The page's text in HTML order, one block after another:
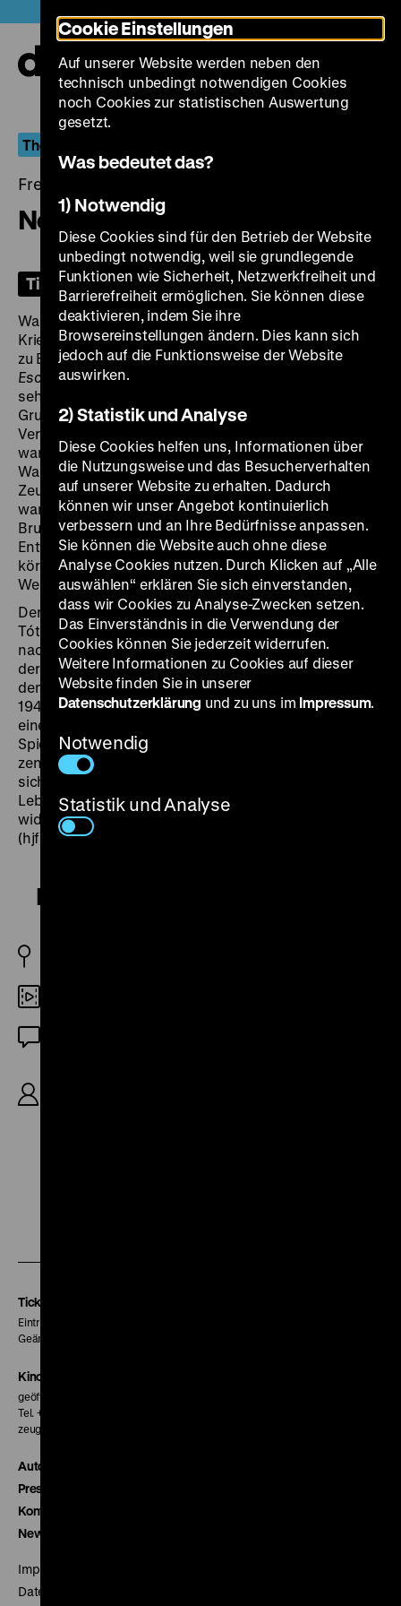
zum
Seiteninhalt
springen
The Lady with the Torch
Freitag, 14. März 2025, 20.00 Uhr
None Shall Escape
Tickets
Was soll mit den nationalsozialistischen
Kriegsverbrechern passieren, wenn der Krieg einmal
zu Ende ist? Eine Vision davon ist inNone Shall
Escape, entstanden zwei Jahre vor Kriegsende, zu
sehen: Beschrieben wird der Prozess gegen einen SS-
Gruppenführer, der im besetzten Polen für die
Verfolgung der jüdischen Bevölkerung verantwortlich
war und nun vor einem internationalen Gericht in
Warschau angeklagt ist. Es werden Personen in den
Zeugenstand gerufen, die ihm früher verbunden
waren, darunter seine ehemalige Verlobte und sein
Bruder. In Rückblenden erzählt der Film die
Entwicklung des Täters vom verbitterten und
körperlich versehrten Heimkehrer aus dem Ersten
Weltkrieg zum fanatischen Nationalsozialisten.
Der Regisseur Andre De Toth (Endre Antal Mihály
Tóth), selbst ungarisch-jüdischer Herkunft, emigrierte
nach den Rassengesetzen des Horthy-Regimes und
der Ausweitung des deutschen Machtbereichs nach
dem Überfall auf Polen über England in die USA. Sein
1943 gedrehtes Gerichtsdrama, das für die Gründung
eines Kriegsgerichtshofs plädiert, war einer der ersten
Spielfilme, die den Holocaust thematisierten. Eine
zentrale Szene, die De Toth sehr wichtig war, zeigt, wie
sich die verfolgten Juden und Jüdinnen in
Lebensgefahr der Deportation in Güterwaggons
widersetzen und sich zum Widerstand entschließen.
(hjf)
None Shall Escape
Tickets
Eintritt 5 €
Geänderte Preise sind im Programm vermerkt.
Kinokasse
geöffnet 30 Minuten vor Beginn der ersten Vorstellung
Tel. + 49 30 20304-770
zeughauskino@dhm.de
Autor*innen
Presse
Kontakt
Newsletter
Impressum
Datenschutz
Cookie Einstellungen
Auf unserer Website werden neben den
technisch unbedingt notwendigen Cookies
noch Cookies zur statistischen Auswertung
gesetzt.
Was bedeutet das?
1) Notwendig
Diese Cookies sind für den Betrieb der Website
unbedingt notwendig, weil sie grundlegende
Funktionen wie Sicherheit, Netzwerkfreiheit und
Barrierefreiheit ermöglichen. Sie können diese
deaktivieren, indem Sie ihre
Browsereinstellungen ändern. Dies kann sich
jedoch auf die Funktionsweise der Website
auswirken.
2) Statistik und Analyse
Diese Cookies helfen uns, Informationen über
die Nutzungsweise und das Besucherverhalten
auf unserer Website zu erhalten. Dadurch
können wir unser Angebot kontinuierlich
verbessern und an Ihre Bedürfnisse anpassen.
Sie können die Website auch ohne diese
Analyse Cookies nutzen. Durch Klicken auf „Alle
auswählen“ erklären Sie sich einverstanden,
dass wir Cookies zu Analyse-Zwecken setzen.
Das Einverständnis in die Verwendung der
Cookies können Sie jederzeit widerrufen.
Weitere Informationen zu Cookies auf dieser
Website finden Sie in unserer
Datenschutzerklärung und zu uns im Impressum.
Notwendig
Statistik und Analyse